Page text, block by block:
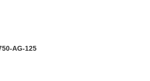
AG-125